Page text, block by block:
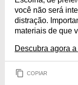
você não será
distração.
materiais de que
Descubra agora
COPIAR